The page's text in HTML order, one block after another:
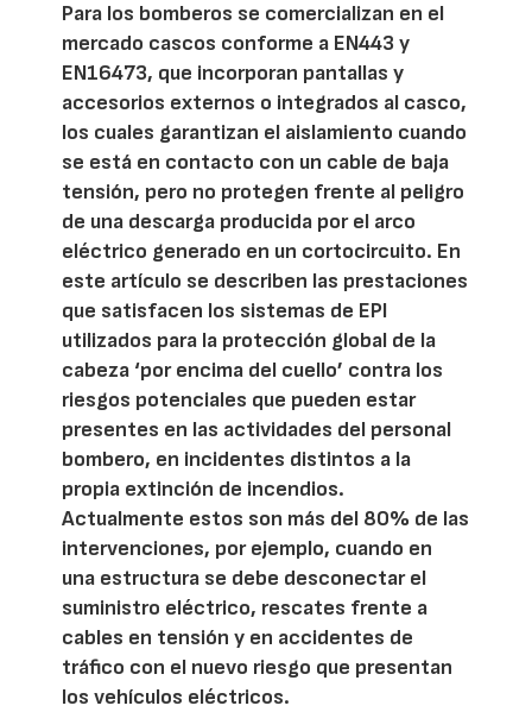
Para los bomberos se comercializan en el
mercado cascos conforme a EN443 y
EN16473, que incorporan pantallas y
accesorios externos o integrados al casco,
los cuales garantizan el aislamiento cuando
se está en contacto con un cable de baja
tensión, pero no protegen frente al peligro
de una descarga producida por el arco
eléctrico generado en un cortocircuito. En
este artículo se describen las prestaciones
que satisfacen los sistemas de EPI
utilizados para la protección global de la
cabeza ‘por encima del cuello’ contra los
riesgos potenciales que pueden estar
presentes en las actividades del personal
bombero, en incidentes distintos a la
propia extinción de incendios.
Actualmente estos son más del 80% de las
intervenciones, por ejemplo, cuando en
una estructura se debe desconectar el
suministro eléctrico, rescates frente a
cables en tensión y en accidentes de
tráfico con el nuevo riesgo que presentan
los vehículos eléctricos.